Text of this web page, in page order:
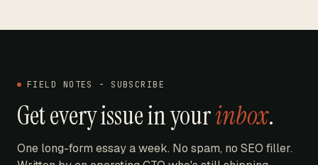
FIELD NOTES - SUBSCRIBE
Get every issue in yourinbox.
One long-form essay a week. No spam, no SEO filler.